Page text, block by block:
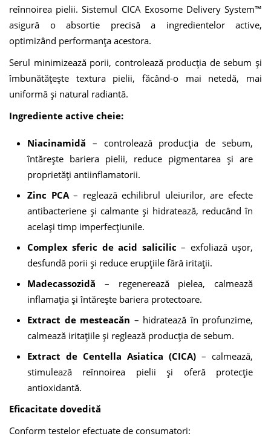
reînnoirea pielii. Sistemul CICA Exosome Delivery System™
asigură o absortie precisă a ingredientelor active,
optimizând performanța acestora.
Serul minimizează porii, controlează producția de sebum și
îmbunătățește textura pielii, făcând-o mai netedă, mai
uniformă și natural radiantă.
Ingrediente active cheie:
Niacinamidă – controlează producția de sebum,
întărește bariera pielii, reduce pigmentarea și are
proprietăți antiinflamatorii.
Zinc PCA– reglează echilibrul uleiurilor, are efecte
antibacteriene și calmante și hidratează, reducând în
același timp imperfecțiunile.
Complex sferic de acid salicilic – exfoliază ușor,
desfundă porii și reduce erupțiile fără iritații.
Madecassozidă – regenerează pielea, calmează
inflamația și întărește bariera protectoare.
Extract de mesteacăn – hidratează în profunzime,
calmează iritațiile și reglează producția de sebum.
Extract de Centella Asiatica (CICA) – calmează,
stimulează reînnoirea pielii și oferă protecție
antioxidantă.
Eficacitate dovedită
Conform testelor efectuate de consumatori: